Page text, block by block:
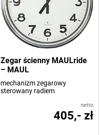
Zegar ścienny MAULride
– MAUL
mechanizm zegarowy
sterowany radiem
netto
405,- zł